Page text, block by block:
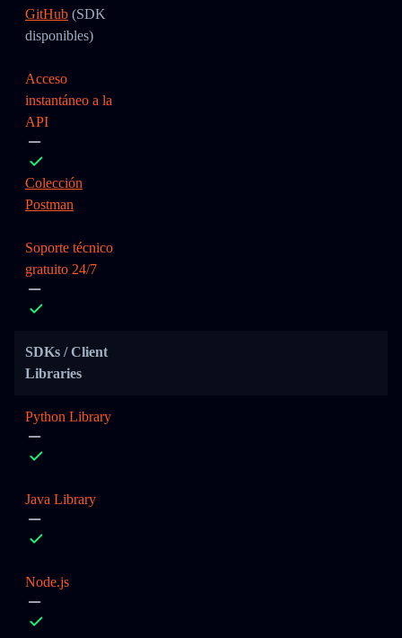
GitHub (SDK
disponibles)
Acceso
instantáneo a la
API
Colección
Postman
Soporte técnico
gratuito 24/7
SDKs / Client
Libraries
Python Library
Java Library
Node.js